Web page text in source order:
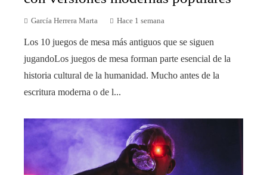
García Herrera Marta Hace 1 semana
Los 10 juegos de mesa más antiguos que se siguen
jugandoLos juegos de mesa forman parte esencial de la
historia cultural de la humanidad. Mucho antes de la
escritura moderna o de l...